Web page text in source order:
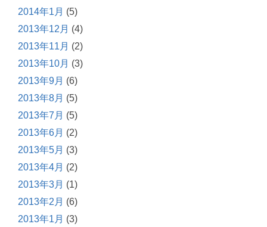
2014年1月 (5)
2013年12月 (4)
2013年11月 (2)
2013年10月 (3)
2013年9月 (6)
2013年8月 (5)
2013年7月 (5)
2013年6月 (2)
2013年5月 (3)
2013年4月 (2)
2013年3月 (1)
2013年2月 (6)
2013年1月 (3)